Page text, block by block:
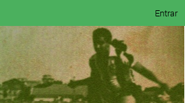
Entrar